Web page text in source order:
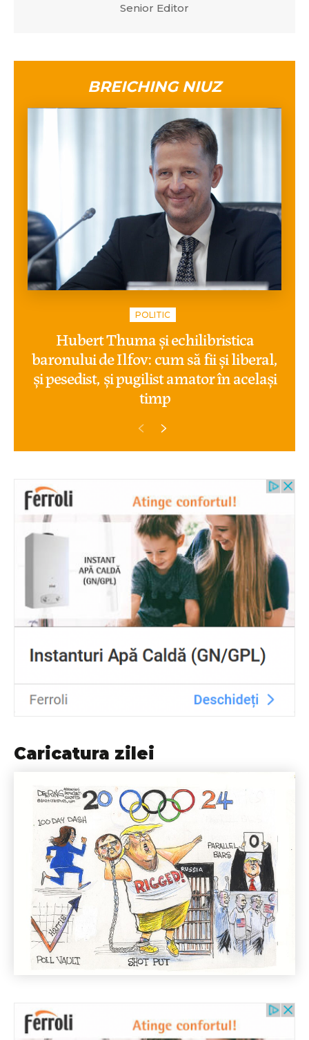
Senior Editor
BREICHING NIUZ
POLITIC
Hubert Thuma și echilibristica
baronului de Ilfov: cum să fii și liberal,
și pesedist, și pugilist amator în același
timp
Caricatura zilei